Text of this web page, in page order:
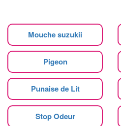
Mouche suzukii
Pigeon
Punaise de Lit
Stop Odeur